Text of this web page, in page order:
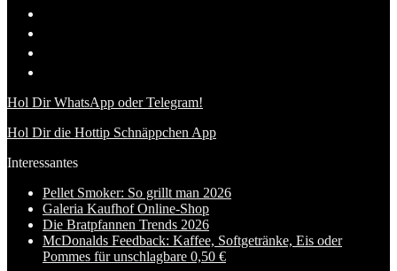
Hol Dir WhatsApp oder Telegram!
Hol Dir die Hottip Schnäppchen App
Interessantes
Pellet Smoker: So grillt man 2026
Galeria Kaufhof Online-Shop
Die Bratpfannen Trends 2026
McDonalds Feedback: Kaffee, Softgetränke, Eis oder
Pommes für unschlagbare 0,50 €